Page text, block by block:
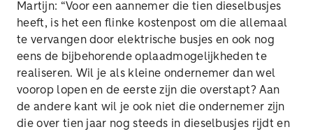
Martijn: “Voor een aannemer die tien dieselbusjes
heeft, is het een flinke kostenpost om die allemaal
te vervangen door elektrische busjes en ook nog
eens de bijbehorende oplaadmogelijkheden te
realiseren. Wil je als kleine ondernemer dan wel
voorop lopen en de eerste zijn die overstapt? Aan
de andere kant wil je ook niet die ondernemer zijn
die over tien jaar nog steeds in dieselbusjes rijdt en